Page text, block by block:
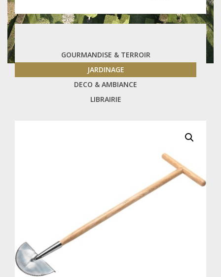
GOURMANDISE & TERROIR
JARDINAGE
DECO & AMBIANCE
LIBRAIRIE